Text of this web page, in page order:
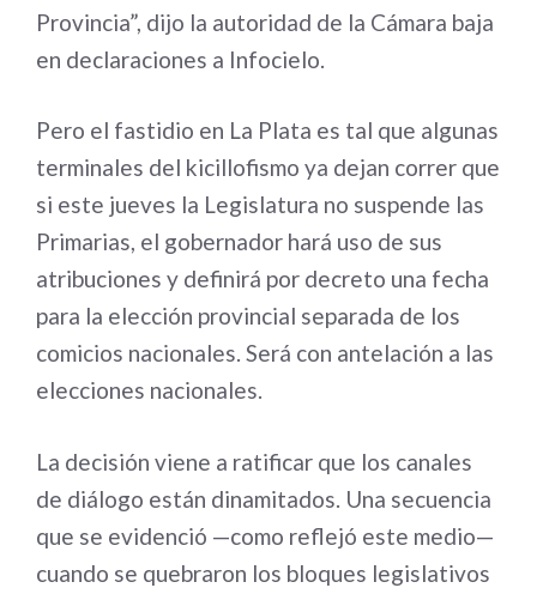
Provincia”, dijo la autoridad de la Cámara baja
en declaraciones a Infocielo.
Pero el fastidio en La Plata es tal que algunas
terminales del kicillofismo ya dejan correr que
si este jueves la Legislatura no suspende las
Primarias, el gobernador hará uso de sus
atribuciones y definirá por decreto una fecha
para la elección provincial separada de los
comicios nacionales. Será con antelación a las
elecciones nacionales.
La decisión viene a ratificar que los canales
de diálogo están dinamitados. Una secuencia
que se evidenció —como reflejó este medio—
cuando se quebraron los bloques legislativos